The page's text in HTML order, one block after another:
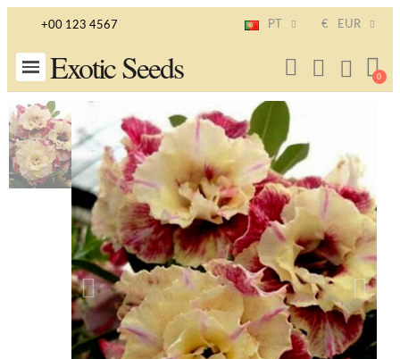
+00 123 4567 PT € EUR
Exotic Seeds